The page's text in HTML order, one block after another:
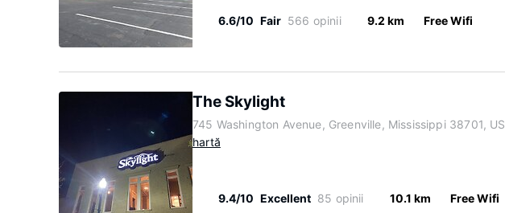
6.6/10 Fair 566 opinii 9.2 km Free Wifi
The Skylight
745 Washington Avenue, Greenville, Mississippi 38701, US
hartă
9.4/10 Excellent 85 opinii 10.1 km Free Wifi